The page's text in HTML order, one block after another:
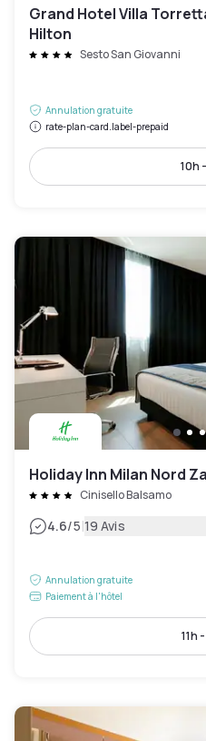
Grand Hotel Villa
Hilton
Sesto San Giovanni
Annulation gratuite
rate-plan-card.label-prepaid
10h
Holiday Inn Milan Nord
Cinisello Balsamo
4.6/5|19 Avis
Annulation gratuite
Paiement à l'hôtel
11h